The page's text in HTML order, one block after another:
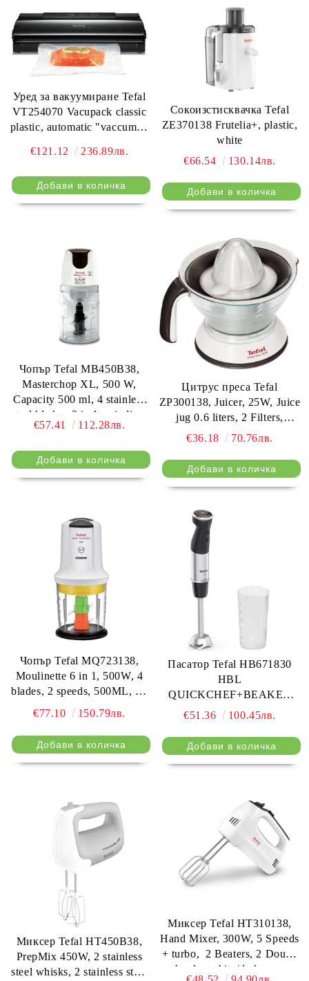
Уред за вакуумиране Tefal
VT254070 Vacupack classic
plastic, automatic "vaccum &
vertical storage, seal
€121.12 236.89лв.
Сокоизстисквачка Tefal
ZE370138 Frutelia+, plastic,
white
€66.54
130.14лв.
Чопър Tefal MB450B38,
Masterchop XL, 500 W,
Capacity 500 ml, 4 stainless
steel blades, 3 in 1: grinding,
chopping and mixing,
€57.41 112.28лв.
Цитрус преса Tefal
ZP300138, Juicer, 25W, Juice
jug 0.6 liters, 2 Filters,
Reversible rotation
€36.18 70.76лв.
Чопър Tefal MQ723138,
Moulinette 6 in 1, 500W, 4
blades, 2 speeds, 500ML, oil
tank
€77.10 150.79лв.
Пасатор Tefal HB671830
HBL
QUICKCHEF+BEAKER
BLK
€51.36 100.45лв.
Миксер Tefal HT450B38,
PrepMix 450W, 2 stainless
steel whisks, 2 stainless steel
Миксер Tefal HT310138,
Hand Mixer, 300W, 5 Speeds
+ turbo, 2 Beaters, 2 Dough
hooks, white/dark grey